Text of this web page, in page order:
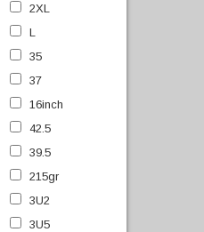
2XL
L
35
37
16inch
42.5
39.5
215gr
3U2
3U5